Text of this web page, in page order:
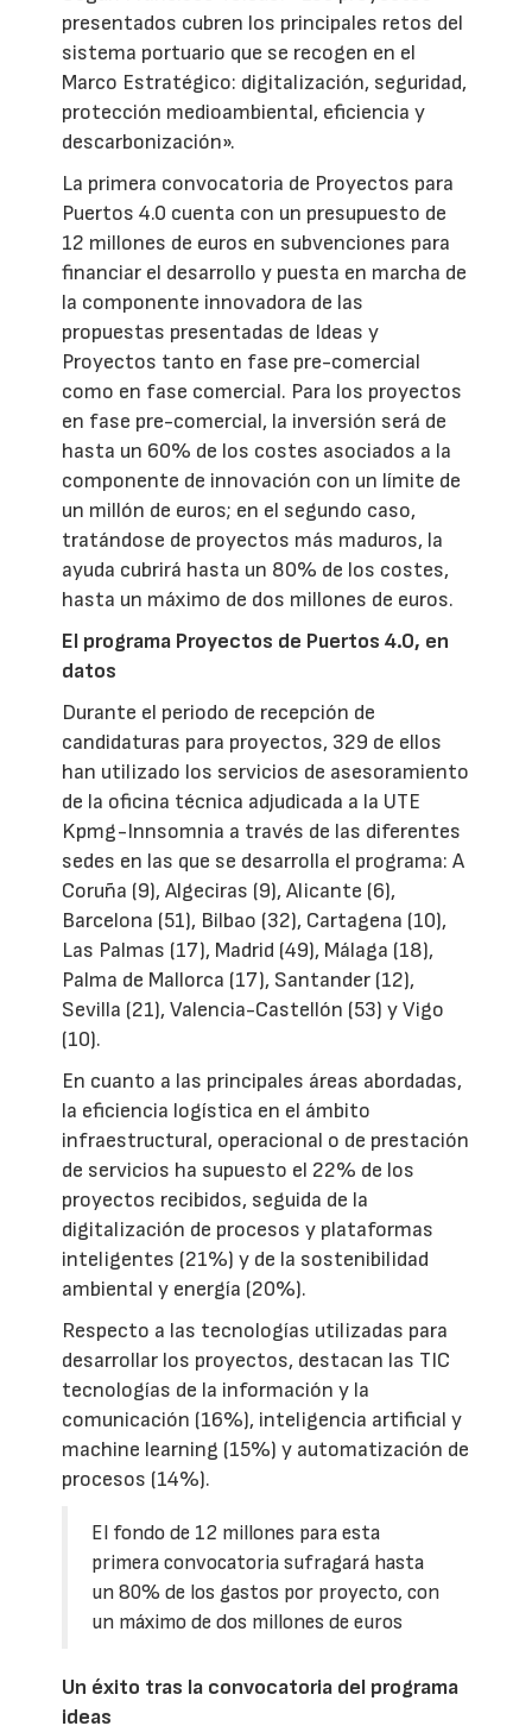
presentados cubren los principales retos del
sistema portuario que se recogen en el
Marco Estratégico: digitalización, seguridad,
protección medioambiental, eficiencia y
descarbonización».
La primera convocatoria de Proyectos para
Puertos 4.0 cuenta con un presupuesto de
12 millones de euros en subvenciones para
financiar el desarrollo y puesta en marcha de
la componente innovadora de las
propuestas presentadas de Ideas y
Proyectos tanto en fase pre-comercial
como en fase comercial. Para los proyectos
en fase pre-comercial, la inversión será de
hasta un 60% de los costes asociados a la
componente de innovación con un límite de
un millón de euros; en el segundo caso,
tratándose de proyectos más maduros, la
ayuda cubrirá hasta un 80% de los costes,
hasta un máximo de dos millones de euros.
El programa Proyectos de Puertos 4.0, en
datos
Durante el periodo de recepción de
candidaturas para proyectos, 329 de ellos
han utilizado los servicios de asesoramiento
de la oficina técnica adjudicada a la UTE
Kpmg-Innsomnia a través de las diferentes
sedes en las que se desarrolla el programa: A
Coruña (9), Algeciras (9), Alicante (6),
Barcelona (51), Bilbao (32), Cartagena (10),
Las Palmas (17), Madrid (49), Málaga (18),
Palma de Mallorca (17), Santander (12),
Sevilla (21), Valencia-Castellón (53) y Vigo
(10).
En cuanto a las principales áreas abordadas,
la eficiencia logística en el ámbito
infraestructural, operacional o de prestación
de servicios ha supuesto el 22% de los
proyectos recibidos, seguida de la
digitalización de procesos y plataformas
inteligentes (21%) y de la sostenibilidad
ambiental y energía (20%).
Respecto a las tecnologías utilizadas para
desarrollar los proyectos, destacan las TIC
tecnologías de la información y la
comunicación (16%), inteligencia artificial y
machine learning (15%) y automatización de
procesos (14%).
El fondo de 12 millones para esta
primera convocatoria sufragará hasta
un 80% de los gastos por proyecto, con
un máximo de dos millones de euros
Un éxito tras la convocatoria del programa
ideas